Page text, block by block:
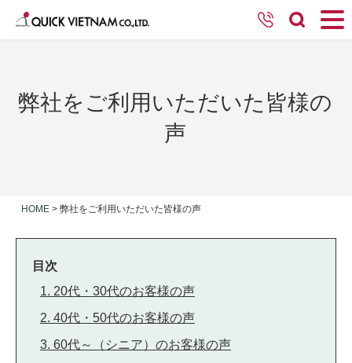
弊社をご利用いただいた皆様の
声
HOME > 弊社をご利用いただいた皆様の声
目次
1. 20代・30代のお客様の声
2. 40代・50代のお客様の声
3. 60代～（シニア）のお客様の声